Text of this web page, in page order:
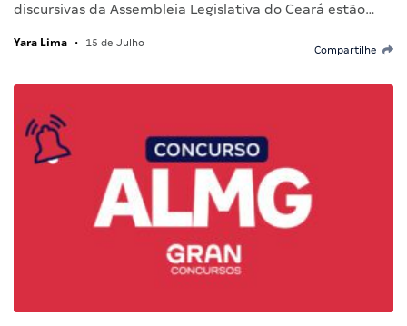
discursivas da Assembleia Legislativa do Ceará estão…
Yara Lima • 15 de Julho
Compartilhe